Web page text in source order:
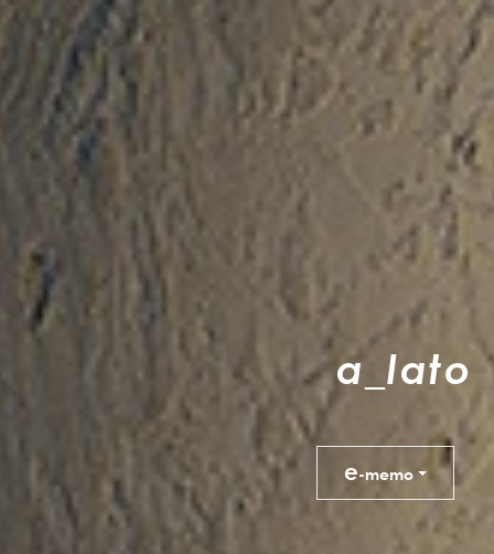
a _lato
e-memo